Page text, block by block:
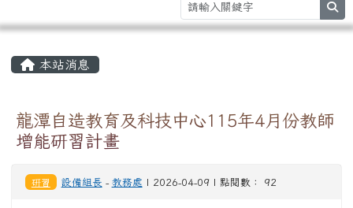
本站消息
龍潭自造教育及科技中心115年4月份教師
增能研習計畫
研習 設備組長 - 教務處 | 2026-04-09 | 點閱數： 92